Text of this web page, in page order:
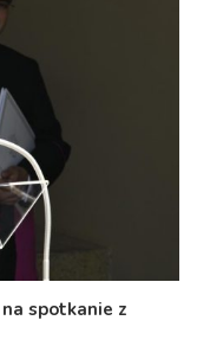
spotkanie z